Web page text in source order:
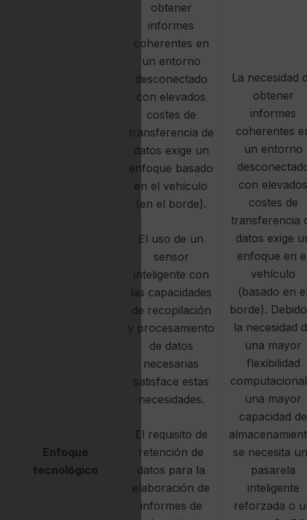
Enfoque
tecnológico
obtener
informes
coherentes en
un entorno
desconectado
con elevados
costes de
transferencia de
datos exige un
enfoque basado
en el vehículo
(en el borde).
El uso de un
sensor
inteligente con
las capacidades
de recopilación
y procesamiento
de datos
necesarias
satisface estas
necesidades.
El requisito de
retención de
datos para la
elaboración de
informes de
La necesidad
obtener
informes
coherentes
un entorno
con elevados
costes de
transferencia
datos exige
enfoque en
vehículo
(basado en
borde).
la necesidad
una mayor
flexibilidad
una mayor
capacidad de
se necesita
pasarela
inteligente
reforzada o